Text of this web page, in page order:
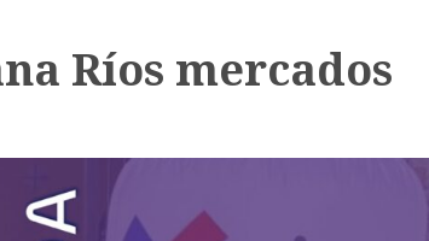
Ríos mercados